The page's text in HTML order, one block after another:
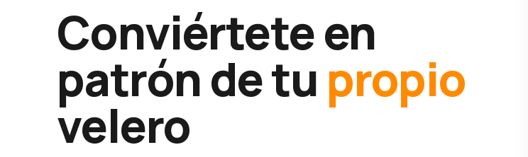
Conviértete en
patrón de tu propio
velero